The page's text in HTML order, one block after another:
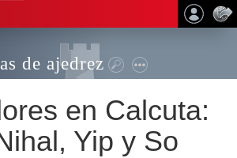
de ajedrez
en Calcuta:
Yip y So